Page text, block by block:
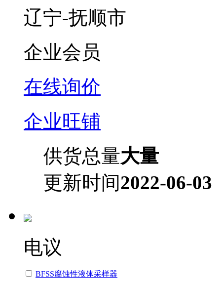
辽宁-抚顺市
企业会员
在线询价
企业旺铺
供货总量大量
更新时间2022-06-03
电议
BFSS腐蚀性液体采样器